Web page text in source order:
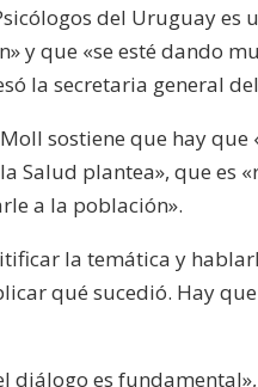
del Uruguay es
y que «se esté dando
la secretaria general
sostiene que hay que
Salud plantea», que es
a la población».
la temática y
qué sucedió. Hay
diálogo es